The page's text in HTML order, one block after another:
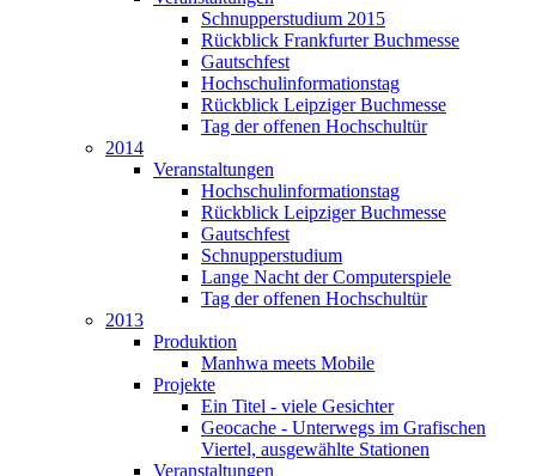
Schnupperstudium 2015
Rückblick Frankfurter Buchmesse
Gautschfest
Hochschulinformationstag
Rückblick Leipziger Buchmesse
Tag der offenen Hochschultür
2014
Veranstaltungen
Hochschulinformationstag
Rückblick Leipziger Buchmesse
Gautschfest
Schnupperstudium
Lange Nacht der Computerspiele
Tag der offenen Hochschultür
2013
Produktion
Manhwa meets Mobile
Projekte
Ein Titel - viele Gesichter
Geocache - Unterwegs im Grafischen
Viertel, ausgewählte Stationen
Veranstaltungen